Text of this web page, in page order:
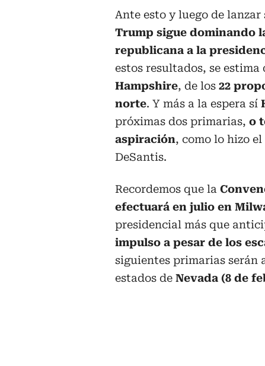
Ante esto y luego de
Trump sigue dominando
republicana a la
estos resultados, se estima
Hampshire, de los 22
norte. Y más a la espera sí
próximas dos primarias, o
aspiración, como lo hizo
DeSantis.
Recordemos que la
efectuará en julio en
presidencial más que
impulso a pesar de los
siguientes primarias serán
estados de Nevada (8 de